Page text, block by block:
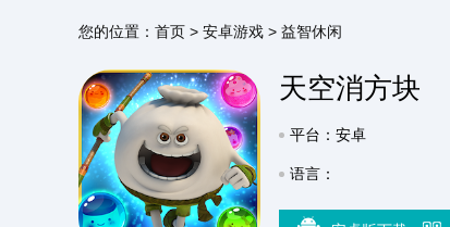
您的位置： 首页 > 安卓游戏 > 益智休闲
天空消方块
平台：安卓
语言：